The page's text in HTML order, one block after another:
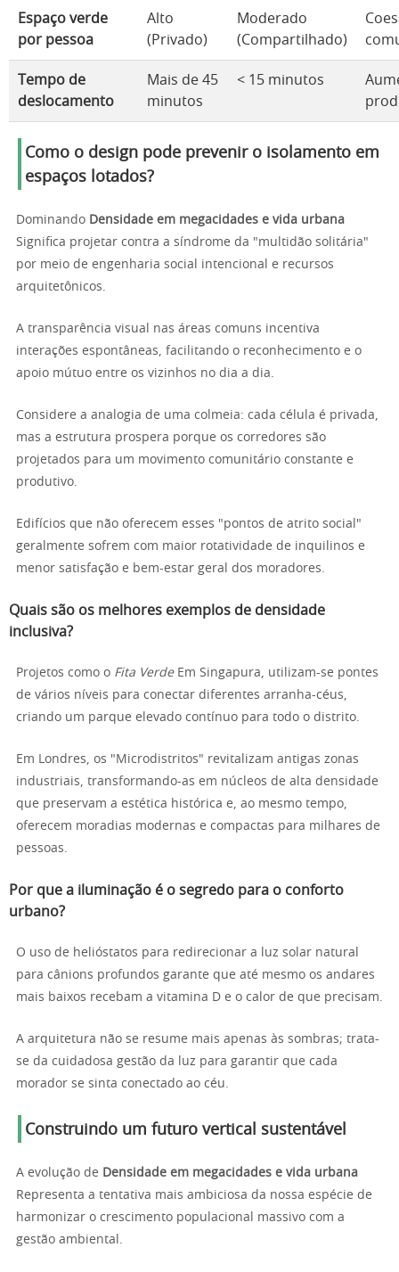
Espaço verde
por pessoa
Alto
(Privado)
Moderado
(Compartilhado)
Tempo de
deslocamento
Mais de 45
minutos
< 15 minutos
Como o design pode prevenir o isolamento em
espaços lotados?
Dominando Densidade em megacidades e vida urbana
Significa projetar contra a síndrome da "multidão solitária"
por meio de engenharia social intencional e recursos
arquitetônicos.
A transparência visual nas áreas comuns incentiva
interações espontâneas, facilitando o reconhecimento e o
apoio mútuo entre os vizinhos no dia a dia.
Considere a analogia de uma colmeia: cada célula é privada,
mas a estrutura prospera porque os corredores são
projetados para um movimento comunitário constante e
produtivo.
Edifícios que não oferecem esses "pontos de atrito social"
geralmente sofrem com maior rotatividade de inquilinos e
menor satisfação e bem-estar geral dos moradores.
Quais são os melhores exemplos de densidade
inclusiva?
Projetos como o Fita VerdeEm Singapura, utilizam-se pontes
de vários níveis para conectar diferentes arranha-céus,
criando um parque elevado contínuo para todo o distrito.
Em Londres, os "Microdistritos" revitalizam antigas zonas
industriais, transformando-as em núcleos de alta densidade
que preservam a estética histórica e, ao mesmo tempo,
oferecem moradias modernas e compactas para milhares de
pessoas.
Por que a iluminação é o segredo para o conforto
urbano?
O uso de helióstatos para redirecionar a luz solar natural
para cânions profundos garante que até mesmo os andares
mais baixos recebam a vitamina D e o calor de que precisam.
A arquitetura não se resume mais apenas às sombras; trata-
se da cuidadosa gestão da luz para garantir que cada
morador se sinta conectado ao céu.
Construindo um futuro vertical sustentável
A evolução de Densidade em megacidades e vida urbana
Representa a tentativa mais ambiciosa da nossa espécie de
harmonizar o crescimento populacional massivo com a
gestão ambiental.